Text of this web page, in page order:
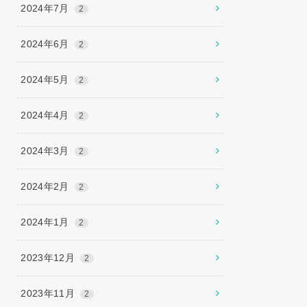
2024年7月 2
2024年6月 2
2024年5月 2
2024年4月 2
2024年3月 2
2024年2月 2
2024年1月 2
2023年12月 2
2023年11月 2